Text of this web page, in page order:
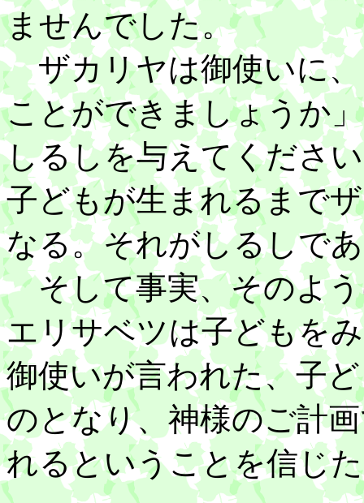
ませんでした。
ザカリヤは御使いに、
ことができましょうか
しるしを与えてくださ
子どもが生まれるまで
なる。それがしるしで
そして事実、そのよう
エリサベツは子どもを
御使いが言われた、子
のとなり、神様のご計
れるということを信じ